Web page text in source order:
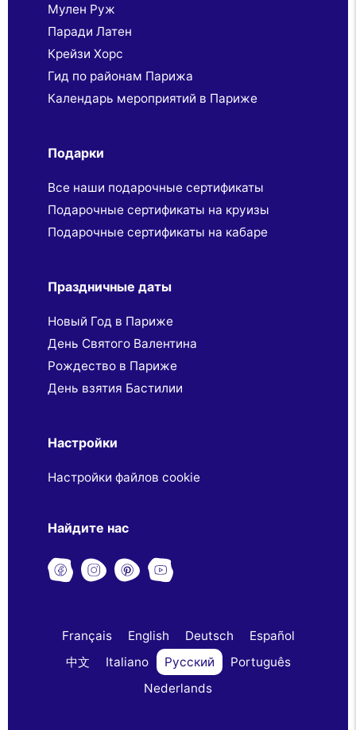
Мулен Руж
Паради Латен
Крейзи Хорс
Гид по районам Парижа
Календарь мероприятий в Париже
Подарки
Все наши подарочные сертификаты
Подарочные сертификаты на круизы
Подарочные сертификаты на кабаре
Праздничные даты
Новый Год в Париже
День Святого Валентина
Рождество в Париже
День взятия Бастилии
Настройки
Настройки файлов cookie
Найдите нас
Français English Deutsch
Español
中文
Italiano Русский
Português
Nederlands